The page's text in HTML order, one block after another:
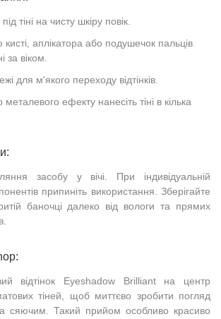
тіні на чисту шкіру повік.
аплікатора або подушечок пальців
за віком.
для м'якого переходу відтінків.
ефекту нанесіть тіні в кілька
засобу у вічі. При індивідуальній
припиніть використання. Зберігайте
баночці далеко від вологи та прямих
відтінок Eyeshadow Brilliant на центр
тіней, щоб миттєво зробити погляд
сяючим. Такий прийом особливо красиво